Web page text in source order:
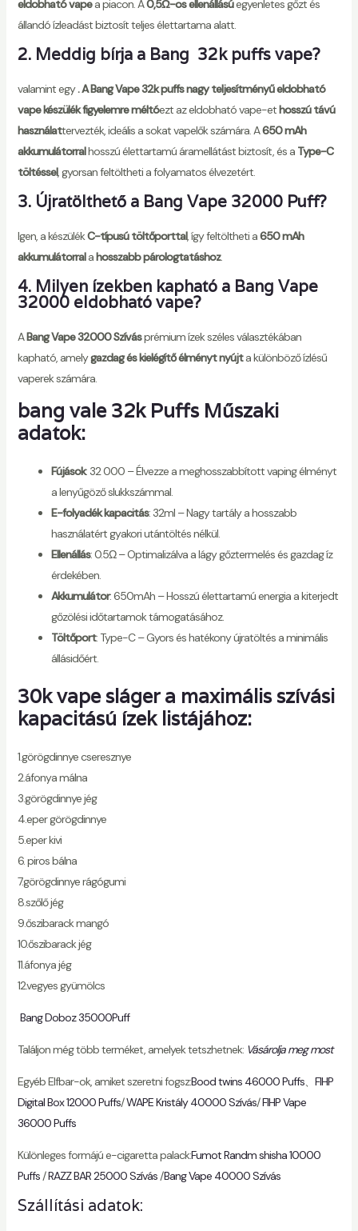
eldobható vapea piacon. A0,5Ω-os ellenállásúegyenletes gőzt és
állandó ízleadást biztosít teljes élettartama alatt.
2. Meddig bírja a Bang 32k puffs vape?
valamint egy. A Bang Vape 32k puffs nagy teljesítményű eldobható
vape készülék figyelemre méltóezt az eldobható vape-ethosszú távú
használattervezték, ideális a sokat vapelők számára. A650 mAh
akkumulátorralhosszú élettartamú áramellátást biztosít, és a Type-C
töltéssel, gyorsan feltöltheti a folyamatos élvezetért.
3. Újratölthető a Bang Vape 32000 Puff?
Igen, a készülékC-típusú töltőporttal, így feltöltheti a650 mAh
akkumulátorralahosszabb párologtatáshoz.
4. Milyen ízekben kapható a Bang Vape
32000 eldobható vape?
ABang Vape 32000 Szívásprémium ízek széles választékában
kapható, amelygazdag és kielégítő élményt nyújta különböző ízlésű
vaperek számára.
bang vale 32k Puffs Műszaki
adatok:
Fújások: 32 000 – Élvezze a meghosszabbított vaping élményt
a lenyűgöző slukkszámmal.
E-folyadék kapacitás: 32ml – Nagy tartály a hosszabb
használatért gyakori utántöltés nélkül.
Ellenállás: 0.5Ω – Optimalizálva a lágy gőztermelés és gazdag íz
érdekében.
Akkumulátor: 650mAh – Hosszú élettartamú energia a kiterjedt
gőzölési időtartamok támogatásához.
Töltőport: Type-C – Gyors és hatékony újratöltés a minimális
állásidőért.
30k vape sláger a maximális szívási
kapacitású ízek listájához:
1.görögdinnye cseresznye
2.áfonya málna
3.görögdinnye jég
4.eper görögdinnye
5.eper kivi
6. piros bálna
7.görögdinnye rágógumi
8.szőlő jég
9.őszibarack mangó
10.őszibarack jég
11.áfonya jég
12.vegyes gyümölcs
Bang Doboz 35000Puff
Találjon még több terméket, amelyek tetszhetnek:Vásárolja meg most
Egyéb Elfbar-ok, amiket szeretni fogsz:Bood twins 46000 Puffs、 FIHP
Digital Box 12000 Puffs/WAPE Kristály 40000 Szívás/FIHP Vape
36000 Puffs
Különleges formájú e-cigaretta palack:Fumot Randm shisha 10000
Puffs /RAZZ BAR 25000 Szívás /Bang Vape 40000 Szívás
Szállítási adatok: